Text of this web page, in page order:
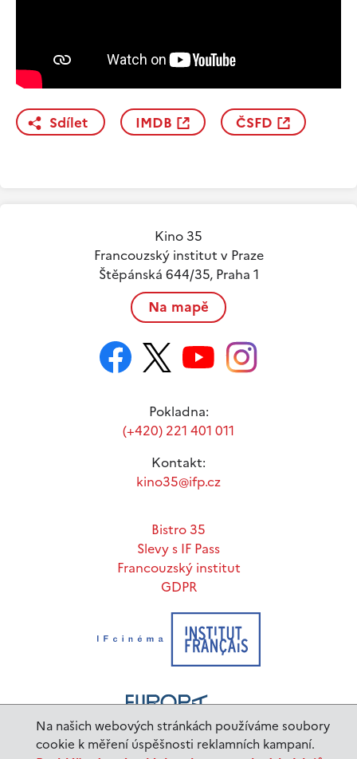
Na našich webových stránkách používáme soubory
cookie k měření úspěšnosti reklamních kampaní.
Sdílet IMDB ČSFD
Kino 35
Francouzský institut v Praze
Štěpánská 644/35, Praha 1
Na mapě
Pokladna:
(+420) 221 401 011
Kontakt:
kino35@ifp.cz
Bistro 35
Slevy s IF Pass
Francouzský institut
GDPR